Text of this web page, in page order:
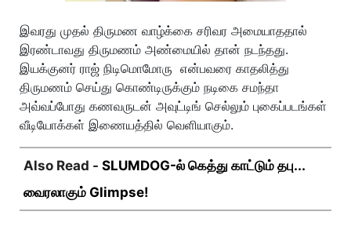
இவரது முதல் திருமண வாழ்க்கை சரிவர அமையாததால்
இரண்டாவது திருமணம் அண்மையில் தான் நடந்தது.
இயக்குனர் ராஜ் நிடிமொமோரு என்பவரை காதலித்து
திருமணம் செய்து கொண்டிருக்கும் நடிகை சமந்தா
அவ்வப்போது கணவருடன் அவுட்டிங் செல்லும் புகைப்படங்கள்
வீடியோக்கள் இணையத்தில் வெளியாகும்.
Also Read - SLUMDOG-ல் கெத்து காட்டும் தபு...
வைரலாகும் Glimpse!